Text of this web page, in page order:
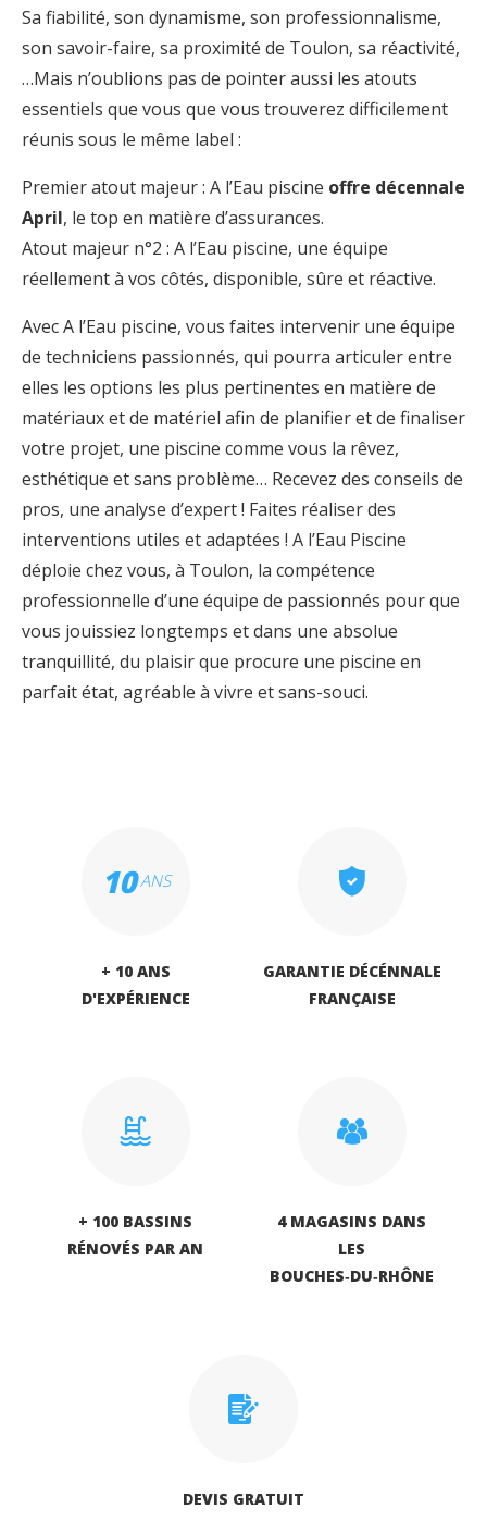
Sa fiabilité, son dynamisme, son professionnalisme,
son savoir-faire, sa proximité de Toulon, sa réactivité,
…Mais n’oublions pas de pointer aussi les atouts
essentiels que vous que vous trouverez difficilement
réunis sous le même label :
Premier atout majeur : A l’Eau piscine offre décennale
April, le top en matière d’assurances.
Atout majeur n°2 : A l’Eau piscine, une équipe
réellement à vos côtés, disponible, sûre et réactive.
Avec A l’Eau piscine, vous faites intervenir une équipe
de techniciens passionnés, qui pourra articuler entre
elles les options les plus pertinentes en matière de
matériaux et de matériel afin de planifier et de finaliser
votre projet, une piscine comme vous la rêvez,
esthétique et sans problème… Recevez des conseils de
pros, une analyse d’expert ! Faites réaliser des
interventions utiles et adaptées ! A l’Eau Piscine
déploie chez vous, à Toulon, la compétence
professionnelle d’une équipe de passionnés pour que
vous jouissiez longtemps et dans une absolue
tranquillité, du plaisir que procure une piscine en
parfait état, agréable à vivre et sans-souci.
10 ANS
+ 10 ANS
D'EXPÉRIENCE
GARANTIE DÉCÉNNALE
FRANÇAISE
+ 100 BASSINS
RÉNOVÉS PAR AN
4 MAGASINS DANS
LES
BOUCHES‑DU‑RHÔNE
DEVIS GRATUIT